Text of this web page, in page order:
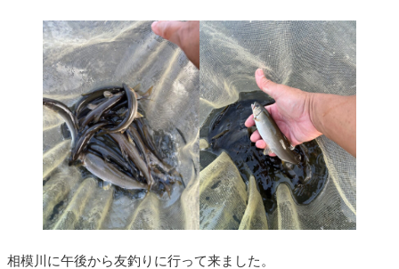
相模川に午後から友釣りに行って来ました。